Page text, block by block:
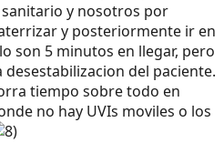
y nosotros por
y posteriormente ir en
son 5 minutos en llegar, pero
desestabilizacion del paciente.
tiempo sobre todo en
no hay UVIs moviles o los